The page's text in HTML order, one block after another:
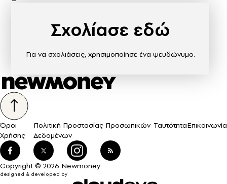
Σχολίασε εδώ
Για να σχολιάσεις, χρησιμοποίησε ένα ψευδώνυμο.
Όροι
Χρήσης
Πολιτική Προστασίας Προσωπικών
Δεδομένων
ΤαυτότηταΕπικοινωνία
Copyright © 2026 Newmoney
designed & developed by